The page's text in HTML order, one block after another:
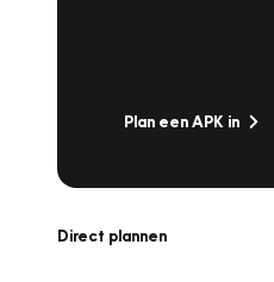
Plan een APK in
Direct plannen